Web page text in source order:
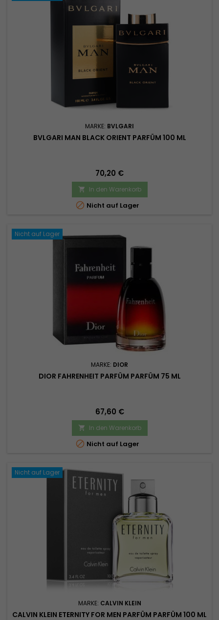
MARKE: BVLGARI
BVLGARI MAN BLACK ORIENT PARFÜM 100 ML
Preis
70,20 €
 In den Warenkorb
 Nicht auf Lager
Nicht auf Lager
MARKE: DIOR
DIOR FAHRENHEIT PARFÜM PARFÜM 75 ML
Preis
67,60 €
 In den Warenkorb
 Nicht auf Lager
Nicht auf Lager
MARKE: CALVIN KLEIN
CALVIN KLEIN ETERNITY FOR MEN PARFÜM PARFÜM 100 ML